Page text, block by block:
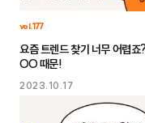
vol.177
요즘 트렌드 찾기 너무 어렵죠
OO 때문!
2023.10.17